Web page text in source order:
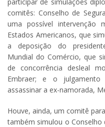
comitês: Conselho de
uma possível intervenção
Estados Americanos, que
a deposição do
Mundial do Comércio, que
de concorrência desleal
Embraer; e o
assassinar a ex-namorada,
Houve, ainda, um comitê
também simulou o Conselho